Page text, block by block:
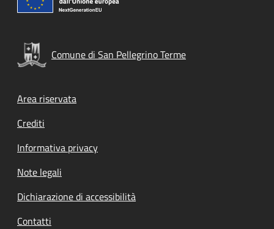
Comune di San Pellegrino Terme
Footer menu
Area riservata
Crediti
Informativa privacy
Note legali
Dichiarazione di accessibilità
Contatti